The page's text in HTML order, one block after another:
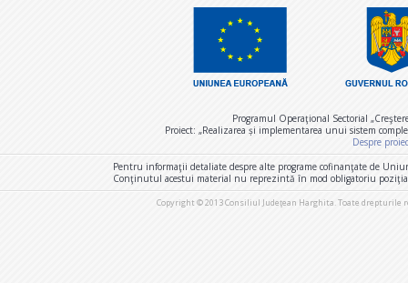
Programul Operaţional Sectorial
Proiect: „Realizarea și implementarea unui sistem
Despre
Pentru informaţii detaliate despre alte programe cofinanţate de
Conţinutul acestui material nu reprezintă în mod obligatoriu
Copyright © 2013 Consiliul Judeţean Harghita. Toate drepturile